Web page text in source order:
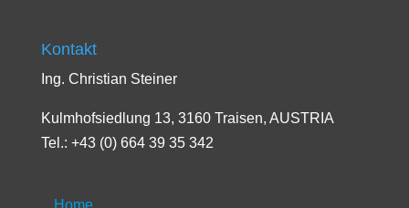
Kontakt
Ing. Christian Steiner
Kulmhofsiedlung 13, 3160 Traisen, AUSTRIA
Tel.: +43 (0) 664 39 35 342
Home